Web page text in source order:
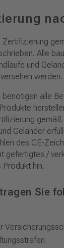
Zertifizierung
Alle
und
werden.
benötigen alle
gemäß
Geländer
des CE-
gefertigtes /
Produkt hin.
Sie